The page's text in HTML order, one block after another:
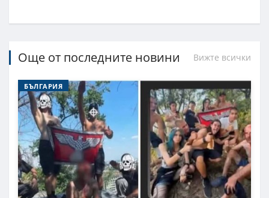
Още от последните новини Вижте всички
БЪЛГАРИЯ